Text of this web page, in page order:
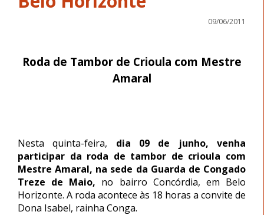
09/06/2011
Roda de Tambor de Crioula com Mestre
Amaral
Nesta quinta-feira, dia 09 de junho, venha
participar da roda de tambor de crioula com
Mestre Amaral, na sede da Guarda de Congado
Treze de Maio, no bairro Concórdia, em Belo
Horizonte. A roda acontece às 18 horas a convite de
Dona Isabel, rainha Conga.